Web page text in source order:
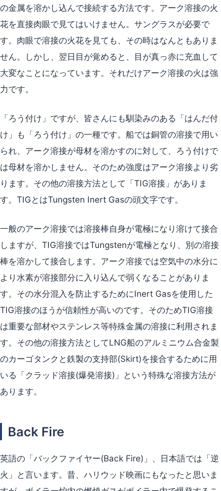
の金属を溶かし込んで接続する方法です。アーク溶接の火
花を直接肉眼で見てはいけません。サングラスが必要で
す。肉眼で溶接の火花を見ても、その時はなんともありま
せん。しかし、翌日目が覚めると、目が真っ赤に充血して
大変なことになっています。それだけアーク溶接の火は強
力です。
「ろう付け」ですが、皆さんにも馴染みのある「はんだ付
け」も「ろう付け」の一種です。船では銅管の溶接で用い
られ、アーク溶接が母材を溶かすのに対して、ろう付けで
は母材を溶かしません。そのため強度はアーク溶接より劣
ります。その他の溶接方法として「TIG溶接」がありま
す。TIGとはTungsten Inert Gasの頭文字です。
一般のアーク溶接では溶接棒自身が電極になり溶けて接合
しますが、TIG溶接ではTungstenが電極となり、別の溶接
棒を溶かして接合します。アーク溶接では空気中の水分に
より水素が溶接部分に入り込んで弱くなることがありま
す。その水分混入を防止するためにInert Gasを使用した
TIG溶接のほうが信頼性が高いのです。そのためTIG溶接
は重要な部材やステンレス等特殊金属の溶接に利用されま
す。その他の溶接方法としてLNG船のアルミニウム合金製
のカーゴタンクと鉄製の支持部(Skirt)を接合するために用
いる「クラッド溶接(爆発溶接)」という特殊な溶接方法が
あります。
Back Fire
英語の「バックファイヤー(Back Fire)」、日本語では「逆
火」と言います。昔、ハリウッド映画にもなったと思いま